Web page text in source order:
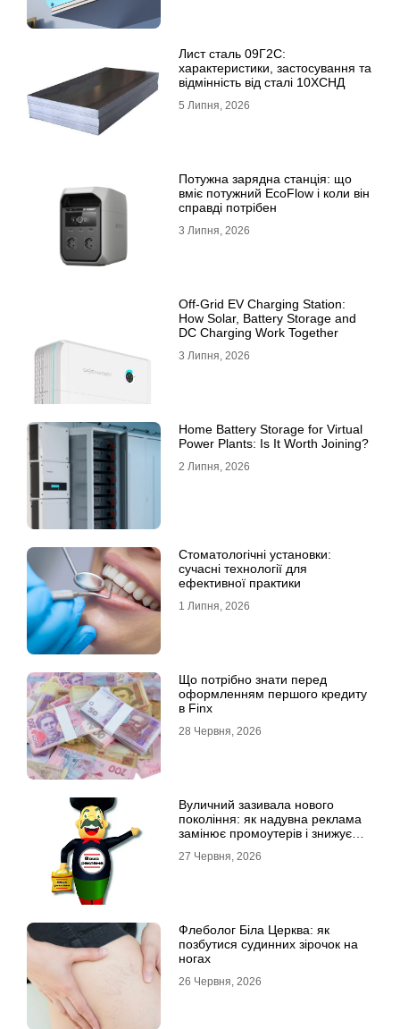
Лист сталь 09Г2С:
характеристики, застосування та
відмінність від сталі 10ХСНД
5 Липня, 2026
Потужна зарядна станція: що
вміє потужний EcoFlow і коли він
справді потрібен
3 Липня, 2026
Off-Grid EV Charging Station:
How Solar, Battery Storage and
DC Charging Work Together
3 Липня, 2026
Home Battery Storage for Virtual
Power Plants: Is It Worth Joining?
2 Липня, 2026
Стоматологічні установки:
сучасні технології для
ефективної практики
1 Липня, 2026
Що потрібно знати перед
оформленням першого кредиту
в Finx
28 Червня, 2026
Вуличний зазивала нового
покоління: як надувна реклама
замінює промоутерів і знижує
27 Червня, 2026
Флеболог Біла Церква: як
позбутися судинних зірочок на
ногах
26 Червня, 2026